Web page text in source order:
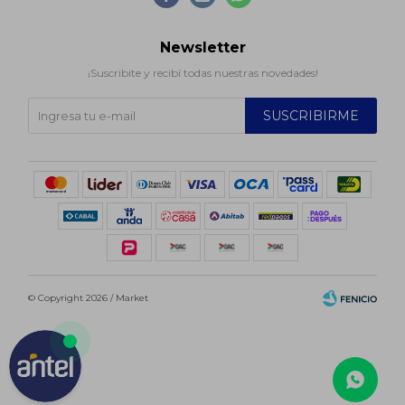
Newsletter
¡Suscribite y recibí todas nuestras novedades!
SUSCRIBIRME
© Copyright 2026 / Market